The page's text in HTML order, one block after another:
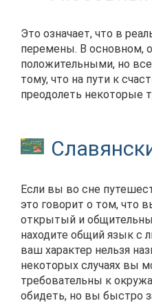
Это означает, что в
перемены. В основном,
положительными, но
тому, что на пути к
преодолеть некоторые
Если вы во сне
это говорит о том, что
открытый и
находите общий язык с
ваш характер нельзя
некоторых случаях вы
требовательны к
обидеть, но вы быстро